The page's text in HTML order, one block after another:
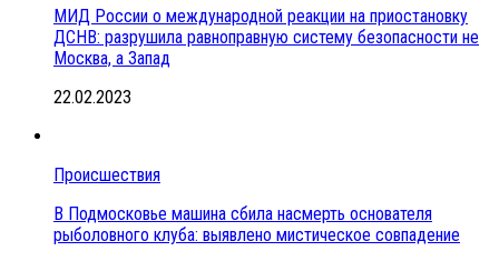
МИД России о международной реакции на приостановку
ДСНВ: разрушила равноправную систему безопасности не
Москва, а Запад
22.02.2023
Происшествия
В Подмосковье машина сбила насмерть основателя
рыболовного клуба: выявлено мистическое совпадение